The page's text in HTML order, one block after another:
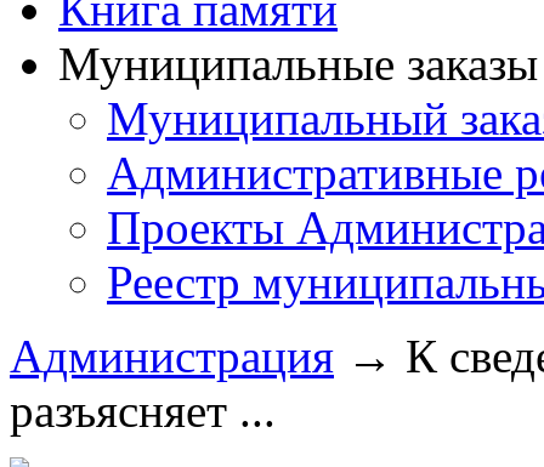
Муниципальные
Муниципальный
Административные
Проекты
Реестр
Администрация → К
разъясняет ...